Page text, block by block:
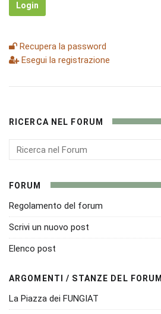
Login
Recupera la password
Esegui la registrazione
RICERCA NEL FORUM
FORUM
Regolamento del forum
Scrivi un nuovo post
Elenco post
ARGOMENTI / STANZE DEL FORUM
La Piazza dei FUNGIAT